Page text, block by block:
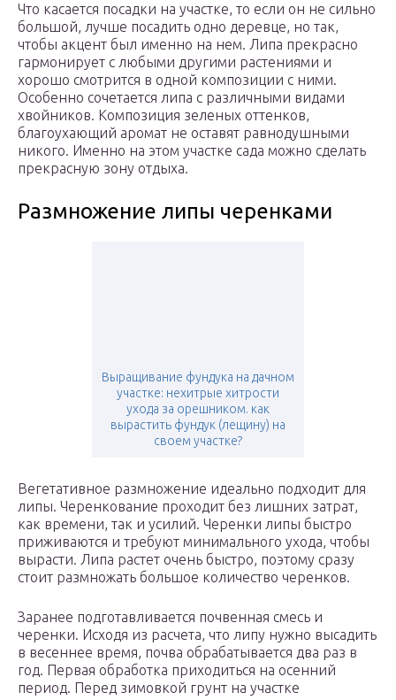
Что касается посадки на участке, то если он не сильно
большой, лучше посадить одно деревце, но так,
чтобы акцент был именно на нем. Липа прекрасно
гармонирует с любыми другими растениями и
хорошо смотрится в одной композиции с ними.
Особенно сочетается липа с различными видами
хвойников. Композиция зеленых оттенков,
благоухающий аромат не оставят равнодушными
никого. Именно на этом участке сада можно сделать
прекрасную зону отдыха.
Размножение липы черенками
Выращивание фундука на дачном
участке: нехитрые хитрости
ухода за орешником. как
вырастить фундук (лещину) на
своем участке?
Вегетативное размножение идеально подходит для
липы. Черенкование проходит без лишних затрат,
как времени, так и усилий. Черенки липы быстро
приживаются и требуют минимального ухода, чтобы
вырасти. Липа растет очень быстро, поэтому сразу
стоит размножать большое количество черенков.
Заранее подготавливается почвенная смесь и
черенки. Исходя из расчета, что липу нужно высадить
в весеннее время, почва обрабатывается два раз в
год. Первая обработка приходиться на осенний
период. Перед зимовкой грунт на участке